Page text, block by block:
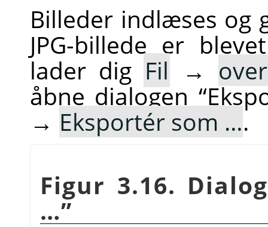
Billeder indlæses og
JPG-billede er
lader dig Fil →
åbne dialogen “
→ Eksportér som ….
Figur 3.16.
…”